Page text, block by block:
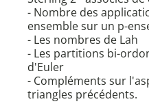
- Nombre des
ensemble sur un p-
- Les nombres de Lah
- Les partitions bi-
d'Euler
- Compléments sur
triangles précédents.